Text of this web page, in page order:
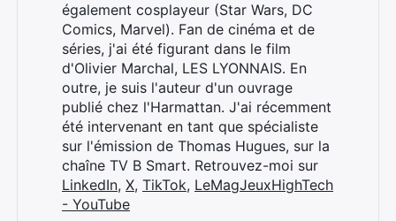
également cosplayeur (Star Wars, DC
Comics, Marvel). Fan de cinéma et de
séries, j'ai été figurant dans le film
d'Olivier Marchal, LES LYONNAIS. En
outre, je suis l'auteur d'un ouvrage
publié chez l'Harmattan. J'ai récemment
été intervenant en tant que spécialiste
sur l'émission de Thomas Hugues, sur la
chaîne TV B Smart. Retrouvez-moi sur
LinkedIn, X, TikTok, LeMagJeuxHighTech
- YouTube